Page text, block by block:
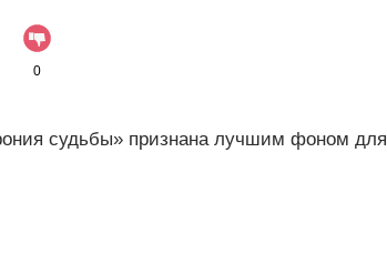
0
судьбы» признана лучшим фоном для